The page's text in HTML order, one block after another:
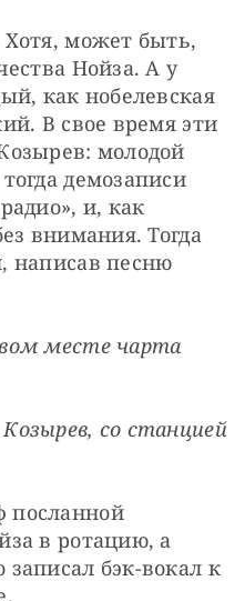
может быть,
Нойза. А у
как нобелевская
В свое время эти
молодой
демозаписи
и, как
внимания. Тогда
написав песню
месте чарта
со станцией
в ротацию, а
бэк-вокал к